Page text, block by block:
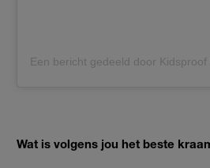
Wat is volgens jou het beste